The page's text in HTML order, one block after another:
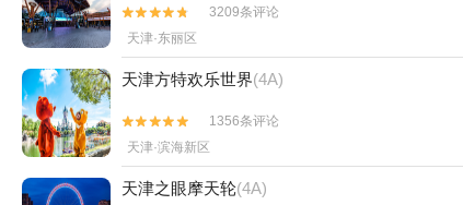


3209条评论
天津·东丽区
天津方特欢乐世界(4A)


1356条评论
天津·滨海新区
天津之眼摩天轮(4A)